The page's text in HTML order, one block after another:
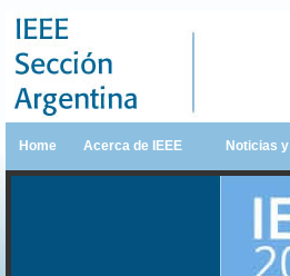
Home Acerca de IEEE Noticias